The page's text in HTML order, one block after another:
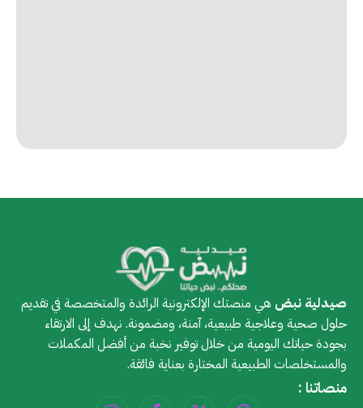
صيدلية نبض هي منصتك الإلكترونية الرائدة والمتخصصة في تقديم
حلول صحية وعلاجية طبيعية، آمنة، ومضمونة. نهدف إلى الارتقاء
بجودة حياتك اليومية من خلال توفير نخبة من أفضل المكملات
والمستخلصات الطبيعية المختارة بعناية فائقة.
منصاتنا :